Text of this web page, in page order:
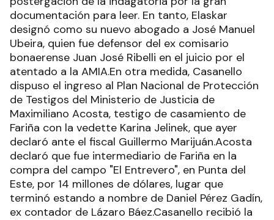
documentación para leer. En tanto, Elaskar
designó como su nuevo abogado a José Manuel
Ubeira, quien fue defensor del ex comisario
bonaerense Juan José Ribelli en el juicio por el
atentado a la AMIA.En otra medida, Casanello
dispuso el ingreso al Plan Nacional de Protección
de Testigos del Ministerio de Justicia de
Maximiliano Acosta, testigo de casamiento de
Fariña con la vedette Karina Jelinek, que ayer
declaró ante el fiscal Guillermo Marijuán.Acosta
declaró que fue intermediario de Fariña en la
compra del campo "El Entrevero", en Punta del
Este, por 14 millones de dólares, lugar que
terminó estando a nombre de Daniel Pérez Gadín,
ex contador de Lázaro Báez.Casanello recibió la